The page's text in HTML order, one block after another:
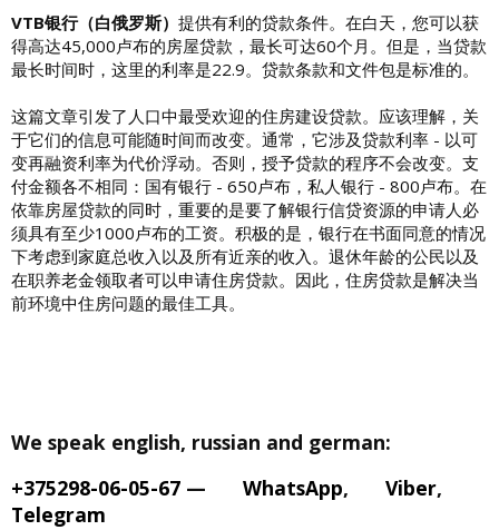
VTB银行（白俄罗斯） 提供有利的贷款条件。在白天，您可以获
得高达45,000卢布的房屋贷款，最长可达60个月。但是，当贷款
最长时间时，这里的利率是22.9。贷款条款和文件包是标准的。
这篇文章引发了人口中最受欢迎的住房建设贷款。应该理解，关
于它们的信息可能随时间而改变。通常，它涉及贷款利率 - 以可
变再融资利率为代价浮动。否则，授予贷款的程序不会改变。支
付金额各不相同：国有银行 - 650卢布，私人银行 - 800卢布。在
依靠房屋贷款的同时，重要的是要了解银行信贷资源的申请人必
须具有至少1000卢布的工资。积极的是，银行在书面同意的情况
下考虑到家庭总收入以及所有近亲的收入。退休年龄的公民以及
在职养老金领取者可以申请住房贷款。因此，住房贷款是解决当
前环境中住房问题的最佳工具。
We speak english, russian and german:
+375298-06-05-67 — WhatsApp, Viber,
Telegram